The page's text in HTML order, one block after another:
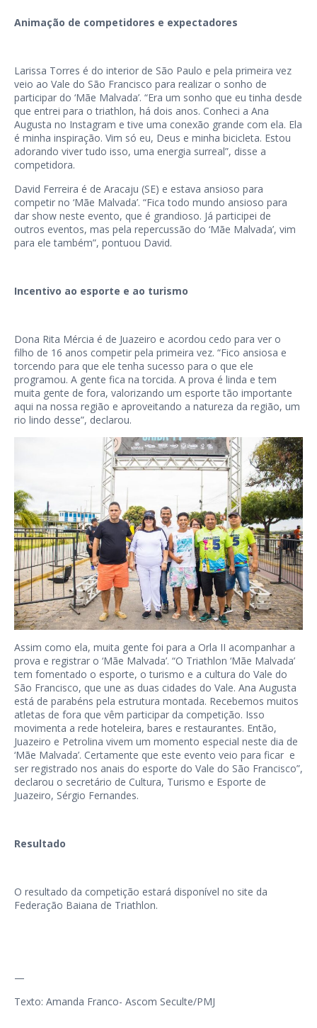
Animação de competidores e expectadores
Larissa Torres é do interior de São Paulo e pela primeira vez
veio ao Vale do São Francisco para realizar o sonho de
participar do ‘Mãe Malvada’. “Era um sonho que eu tinha desde
que entrei para o triathlon, há dois anos. Conheci a Ana
Augusta no Instagram e tive uma conexão grande com ela. Ela
é minha inspiração. Vim só eu, Deus e minha bicicleta. Estou
adorando viver tudo isso, uma energia surreal”, disse a
competidora.
David Ferreira é de Aracaju (SE) e estava ansioso para
competir no ‘Mãe Malvada’. “Fica todo mundo ansioso para
dar show neste evento, que é grandioso. Já participei de
outros eventos, mas pela repercussão do ‘Mãe Malvada’, vim
para ele também”, pontuou David.
Incentivo ao esporte e ao turismo
Dona Rita Mércia é de Juazeiro e acordou cedo para ver o
filho de 16 anos competir pela primeira vez. “Fico ansiosa e
torcendo para que ele tenha sucesso para o que ele
programou. A gente fica na torcida. A prova é linda e tem
muita gente de fora, valorizando um esporte tão importante
aqui na nossa região e aproveitando a natureza da região, um
rio lindo desse”, declarou.
Assim como ela, muita gente foi para a Orla II acompanhar a
prova e registrar o ‘Mãe Malvada’. “O Triathlon ‘Mãe Malvada’
tem fomentado o esporte, o turismo e a cultura do Vale do
São Francisco, que une as duas cidades do Vale. Ana Augusta
está de parabéns pela estrutura montada. Recebemos muitos
atletas de fora que vêm participar da competição. Isso
movimenta a rede hoteleira, bares e restaurantes. Então,
Juazeiro e Petrolina vivem um momento especial neste dia de
‘Mãe Malvada’. Certamente que este evento veio para ficar e
ser registrado nos anais do esporte do Vale do São Francisco”,
declarou o secretário de Cultura, Turismo e Esporte de
Juazeiro, Sérgio Fernandes.
Resultado
O resultado da competição estará disponível no site da
Federação Baiana de Triathlon.
—
Texto: Amanda Franco- Ascom Seculte/PMJ